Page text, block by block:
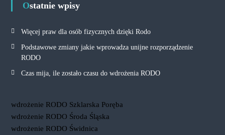
Ostatnie wpisy
Więcej praw dla osób fizycznych dzięki Rodo
Podstawowe zmiany jakie wprowadza unijne rozporządzenie
RODO
Czas mija, ile zostało czasu do wdrożenia RODO
wdrożenie RODO Szklarska Poręba
wdrożenie RODO Środa Śląska
wdrożenie RODO Świdnica